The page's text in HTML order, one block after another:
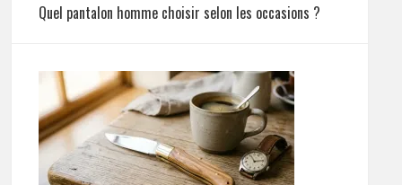
Quel pantalon homme choisir selon les occasions ?